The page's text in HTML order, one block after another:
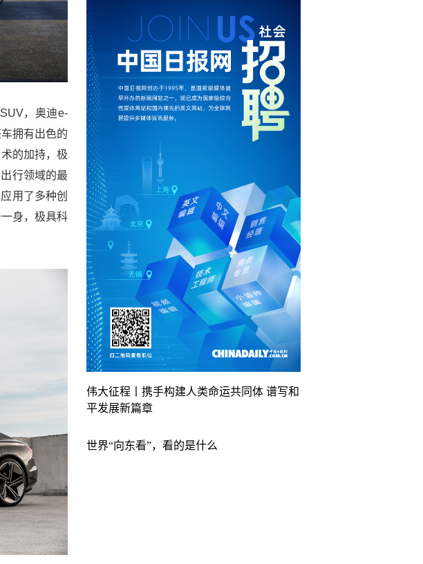
，奥迪e-
拥有出色的
的加持，极
行领域的最
用了多种创
身，极具科
伟大征程丨携手构建人类命运共同体 谱写和
平发展新篇章
世界“向东看”，看的是什么